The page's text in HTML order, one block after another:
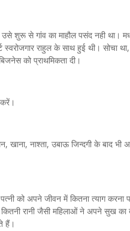
उसे शुरू से गांव का माहौल पसंद नही था।
स्वरोजगार राहुल के साथ हुई थी। सोचा
को प्राथमिकता दी।
खाना, नाश्ता, उबाऊ जिन्दगी के बाद
को अपने जीवन में कितना त्याग करना
रानी जैसी महिलाओं ने अपने सुख
हैं।